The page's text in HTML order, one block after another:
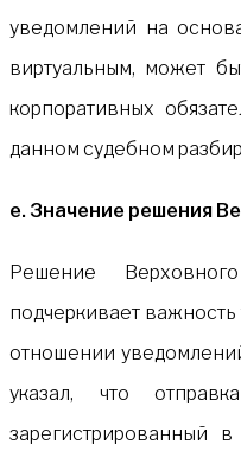
уведомлений на
виртуальным, может
корпоративных
данном судебном
е. Значение решения
Решение
подчеркивает
отношении
указал, что
зарегистрированный